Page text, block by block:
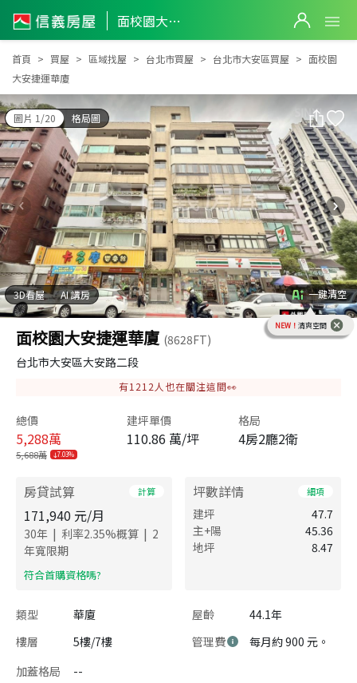
面校園大安捷運華廈
面校園大安捷運華廈
首頁 買屋 區域找屋 台北市買屋 台北市大安區買屋
面校園
大安捷運華廈
圖片 1/20 格局圖
3D看屋 AI 講房 一鍵清空
NEW！ 清爽空間
面校園大安捷運華廈 (8628FT)
台北市大安區大安路二段
有1212 人也在關注這間👀
總價
5,288萬
5,688萬 7.03%
建坪單價
110.86 萬/坪
格局
4房2廳2衛
房貸試算 計算
171,940 元/月
30年 | 利率2.35%概算 | 2
年寬限期
​符合首購資格嗎?
坪數詳情 細項
建坪
47.7
主+陽
45.36
地坪
8.47
類型 華廈 屋齡
44.1年
樓層
5樓/7樓 管理費
每月約 900 元。
加蓋格局
--